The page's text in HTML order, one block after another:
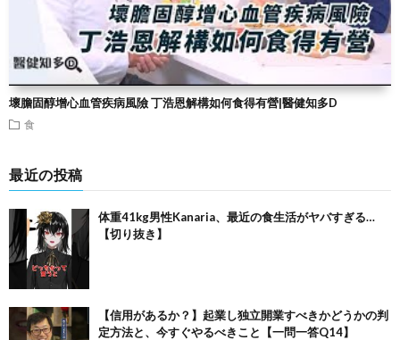
壞膽固醇增心血管疾病風險 丁浩恩解構如何食得有營|醫健知多D
食
最近の投稿
体重41kg男性Kanaria、最近の食生活がヤバすぎる…
【切り抜き】
【信用があるか？】起業し独立開業すべきかどうかの判
定方法と、今すぐやるべきこと【一問一答Q14】